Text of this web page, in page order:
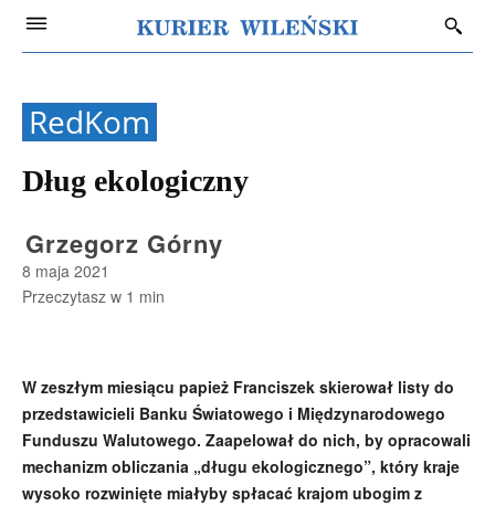
RedKom
Dług ekologiczny
Grzegorz Górny
8 maja 2021
Przeczytasz w 1 min
W zeszłym miesiącu papież Franciszek skierował listy do
przedstawicieli Banku Światowego i Międzynarodowego
Funduszu Walutowego. Zaapelował do nich, by opracowali
mechanizm obliczania „długu ekologicznego”, który kraje
wysoko rozwinięte miałyby spłacać krajom ubogim z